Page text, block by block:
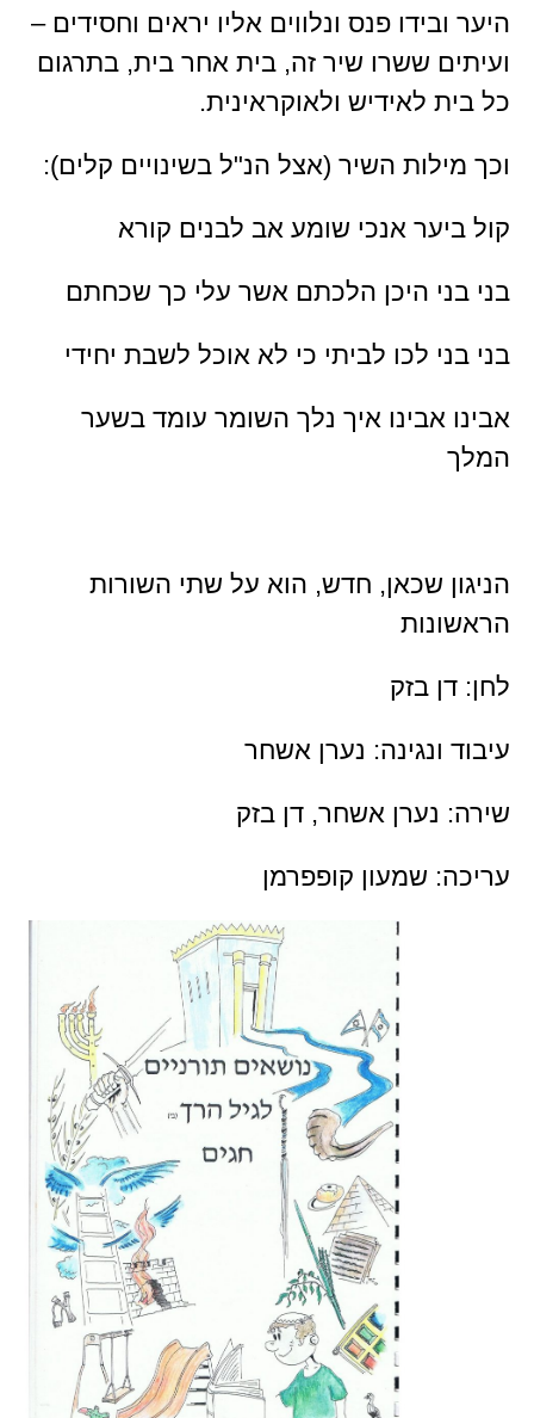
היער ובידו פנס ונלווים אליו יראים וחסידים –
ועיתים ששרו שיר זה, בית אחר בית, בתרגום
כל בית לאידיש ולאוקראינית.
וכך מילות השיר (אצל הנ"ל בשינויים קלים):
קול ביער אנכי שומע אב לבנים קורא
בני בני היכן הלכתם אשר עלי כך שכחתם
בני בני לכו לביתי כי לא אוכל לשבת יחידי
אבינו אבינו איך נלך השומר עומד בשער
המלך
הניגון שכאן, חדש, הוא על שתי השורות
הראשונות
לחן: דן בזק
עיבוד ונגינה: נערן אשחר
שירה: נערן אשחר, דן בזק
עריכה: שמעון קופפרמן